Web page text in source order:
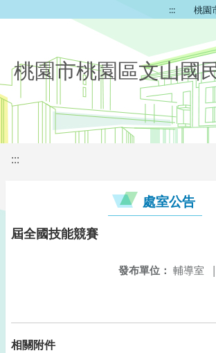
::: 桃園
桃園市桃園區文山國
:::
處室公告
屆全國技能競賽
發布單位： 輔導室 |
相關附件